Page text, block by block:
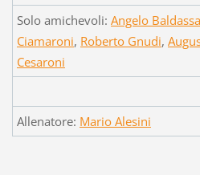
Solo amichevoli: Angelo
Ciamaroni, Roberto Gnudi,
Cesaroni
Allenatore: Mario Alesini